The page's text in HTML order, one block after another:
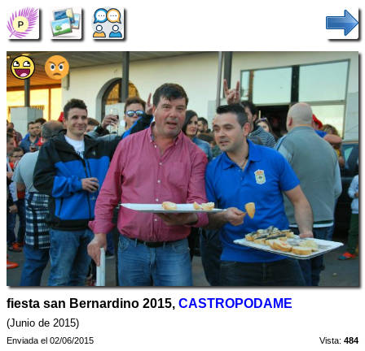
fiesta san Bernardino 2015, CASTROPODAME
(Junio de 2015)
Enviada el 02/06/2015 Vista: 484